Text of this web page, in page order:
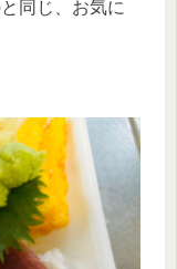
同じ、お気に